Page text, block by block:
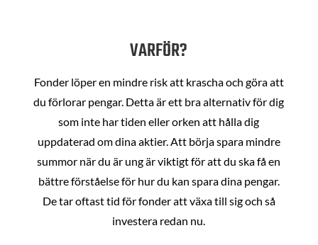
VARFÖR?
Fonder löper en mindre risk att krascha och göra att
du förlorar pengar. Detta är ett bra alternativ för dig
som inte har tiden eller orken att hålla dig
uppdaterad om dina aktier. Att börja spara mindre
summor när du är ung är viktigt för att du ska få en
bättre förståelse för hur du kan spara dina pengar.
De tar oftast tid för fonder att växa till sig och så
investera redan nu.